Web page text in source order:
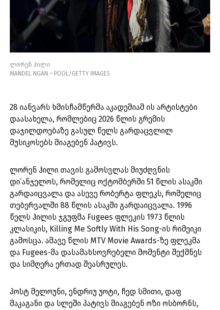
ლორენ ჰილი
MANDEL NGAN – POOL/GETTY IMAGES
28 იანვარს ხმისჩამწერმა აკადემიამ ის არტისტები
დაასახელა, რომლებიც 2026 წლის გრემის
დაჯილდოებაზე გასულ წელს გარდაცვლილ
მუსიკოსებს მიაგებენ პატივს.
ლორენ ჰილი თავის გამოსვლას მიუძღვნის
დი’ანჯელოს, რომელიც ოქტომბერში 51 წლის ასაკში
გარდაიცვალა და ასევე რობერტა ფლეკს, რომელიც
თებერვალში 88 წლის ასაკში გარდაიცვალა. 1996
წელს ჰილის ჯგუფმა Fugees ფლეკის 1973 წლის
კლასიკის, Killing Me Softly With His Song-ის რიმეიკი
გამოსცა. ამავე წლის MTV Movie Awards-ზე ფლეკმა
და Fugees-მა დასამახსოვრებელი მომენტი შექმნეს
და სიმღერა ერთად შეასრულეს.
პოსტ მელოუნი, ენდრიუ უოტი, ჩედ სმითი, დაფ
მაკაგანი და სლეში პატივს მიაგებენ ოზი ოსბორნს,